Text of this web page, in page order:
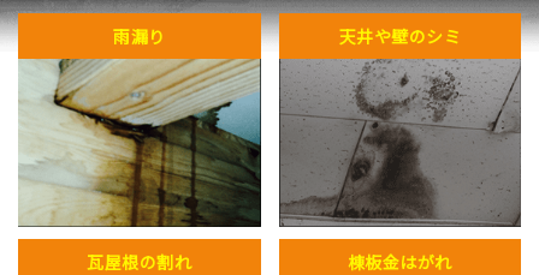
雨漏り 天井や壁のシミ
瓦屋根の割れ 棟板金はがれ